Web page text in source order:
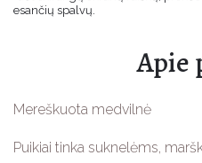
Žaislų
Apsauginės
esančių spalvų.
Apie
Mereškuota medvilnė
Puikiai tinka suknelėms,